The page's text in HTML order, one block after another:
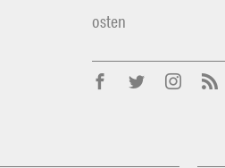
osten